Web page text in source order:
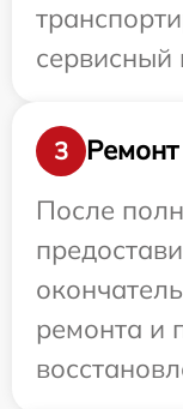
сервисный
3
После
ремонта и